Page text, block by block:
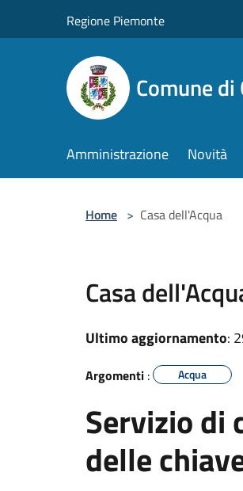
Regione Piemonte
Comune
Amministrazione Novità
Home > Casa dell'Acqua
Casa
Ultimo aggiornamento:
Argomenti : Acqua
Servizio di
delle